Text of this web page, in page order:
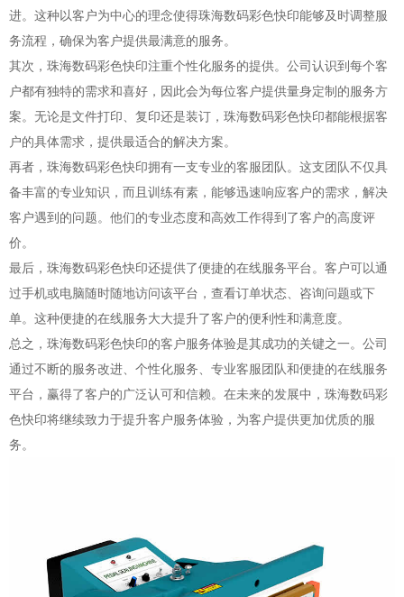
进。这种以客户为中心的理念使得珠海数码彩色快印能够及时调整服
务流程，确保为客户提供最满意的服务。
其次，珠海数码彩色快印注重个性化服务的提供。公司认识到每个客
户都有独特的需求和喜好，因此会为每位客户提供量身定制的服务方
案。无论是文件打印、复印还是装订，珠海数码彩色快印都能根据客
户的具体需求，提供最适合的解决方案。
再者，珠海数码彩色快印拥有一支专业的客服团队。这支团队不仅具
备丰富的专业知识，而且训练有素，能够迅速响应客户的需求，解决
客户遇到的问题。他们的专业态度和高效工作得到了客户的高度评
价。
最后，珠海数码彩色快印还提供了便捷的在线服务平台。客户可以通
过手机或电脑随时随地访问该平台，查看订单状态、咨询问题或下
单。这种便捷的在线服务大大提升了客户的便利性和满意度。
总之，珠海数码彩色快印的客户服务体验是其成功的关键之一。公司
通过不断的服务改进、个性化服务、专业客服团队和便捷的在线服务
平台，赢得了客户的广泛认可和信赖。在未来的发展中，珠海数码彩
色快印将继续致力于提升客户服务体验，为客户提供更加优质的服
务。